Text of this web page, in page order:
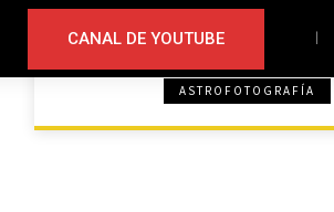
CANAL DE YOUTUBE
ASTROFOTOGRAFÍA